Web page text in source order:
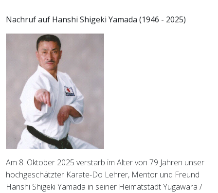
Nachruf auf Hanshi Shigeki Yamada (1946 - 2025)
Am 8. Oktober 2025 verstarb im Alter von 79 Jahren unser
hochgeschätzter Karate-Do Lehrer, Mentor und Freund
Hanshi Shigeki Yamada in seiner Heimatstadt Yugawara /